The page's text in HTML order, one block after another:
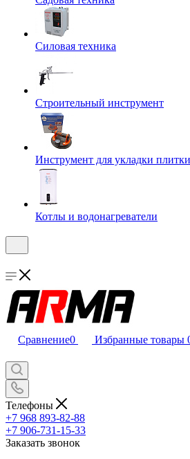
Силовая техника
Строительный инструмент
Инструмент для укладки плитки
Котлы и водонагреватели
Сравнение0 Избранные товары
Телефоны
+7 968 893-82-88
+7 906-731-15-33
Заказать звонок